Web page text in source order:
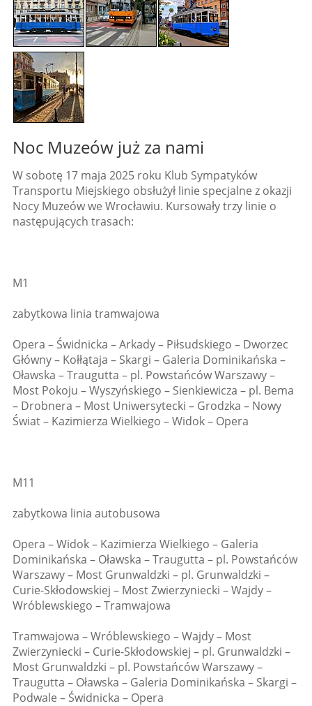
Noc Muzeów już za nami
W sobotę 17 maja 2025 roku Klub Sympatyków
Transportu Miejskiego obsłużył linie specjalne z okazji
Nocy Muzeów we Wrocławiu. Kursowały trzy linie o
następujących trasach:
M1
zabytkowa linia tramwajowa
Opera – Świdnicka – Arkady – Piłsudskiego – Dworzec
Główny – Kołłątaja – Skargi – Galeria Dominikańska –
Oławska – Traugutta – pl. Powstańców Warszawy –
Most Pokoju – Wyszyńskiego – Sienkiewicza – pl. Bema
– Drobnera – Most Uniwersytecki – Grodzka – Nowy
Świat – Kazimierza Wielkiego – Widok – Opera
M11
zabytkowa linia autobusowa
Opera – Widok – Kazimierza Wielkiego – Galeria
Dominikańska – Oławska – Traugutta – pl. Powstańców
Warszawy – Most Grunwaldzki – pl. Grunwaldzki –
Curie-Skłodowskiej – Most Zwierzyniecki – Wajdy –
Wróblewskiego – Tramwajowa
Tramwajowa – Wróblewskiego – Wajdy – Most
Zwierzyniecki – Curie-Skłodowskiej – pl. Grunwaldzki –
Most Grunwaldzki – pl. Powstańców Warszawy –
Traugutta – Oławska – Galeria Dominikańska – Skargi –
Podwale – Świdnicka – Opera